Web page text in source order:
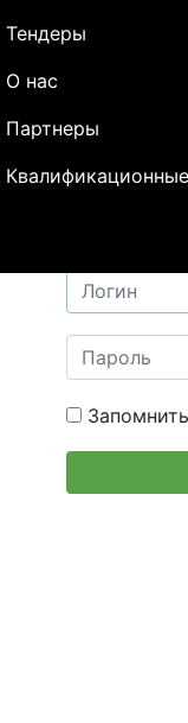
Тендеры
О нас
Партнеры